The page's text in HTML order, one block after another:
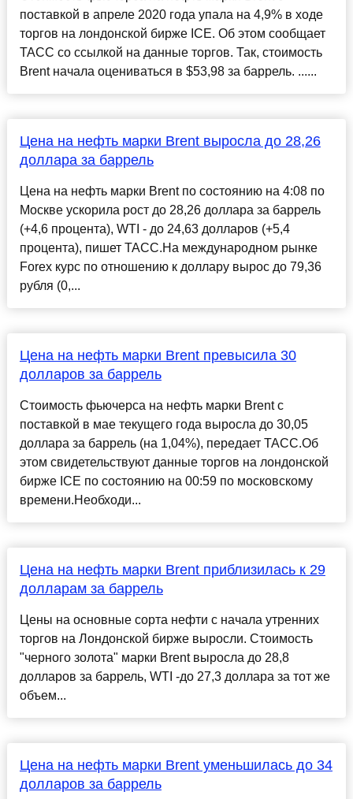
поставкой в апреле 2020 года упала на 4,9% в ходе
торгов на лондонской бирже ICE. Об этом сообщает
ТАСС со ссылкой на данные торгов. Так, стоимость
Brent начала оцениваться в $53,98 за баррель. ......
Цена на нефть марки Brent выросла до 28,26
доллара за баррель
Цена на нефть марки Brent по состоянию на 4:08 по
Москве ускорила рост до 28,26 доллара за баррель
(+4,6 процента), WTI - до 24,63 долларов (+5,4
процента), пишет ТАСС.На международном рынке
Forex курс по отношению к доллару вырос до 79,36
рубля (0,...
Цена на нефть марки Brent превысила 30
долларов за баррель
Стоимость фьючерса на нефть марки Brent с
поставкой в мае текущего года выросла до 30,05
доллара за баррель (на 1,04%), передает ТАСС.Об
этом свидетельствуют данные торгов на лондонской
бирже ICE по состоянию на 00:59 по московскому
времени.Необходи...
Цена на нефть марки Brent приблизилась к 29
долларам за баррель
Цены на основные сорта нефти с начала утренних
торгов на Лондонской бирже выросли. Стоимость
"черного золота" марки Brent выросла до 28,8
долларов за баррель, WTI -до 27,3 доллара за тот же
объем...
Цена на нефть марки Brent уменьшилась до 34
долларов за баррель